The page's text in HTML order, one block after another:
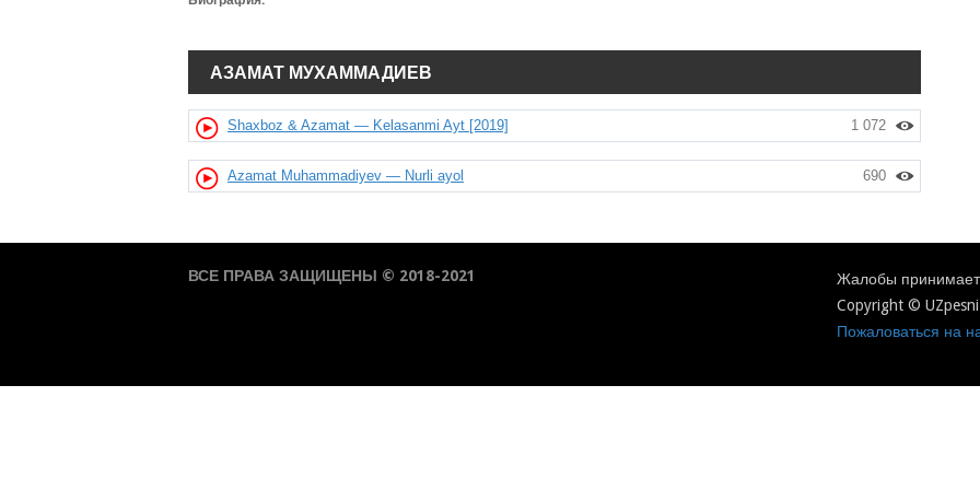
АЗАМАТ МУХАММАДИЕВ
1 072
Shaxboz & Azamat — Kelasanmi Ayt [2019]
690
Azamat Muhammadiyev — Nurli ayol
ВСЕ ПРАВА ЗАЩИЩЕНЫ © 2018-2021
Жалобы
Copyright ©
Пожаловаться на